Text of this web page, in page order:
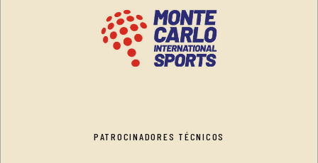
PATROCINADORES TÉCNICOS